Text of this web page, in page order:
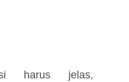
harus jelas,